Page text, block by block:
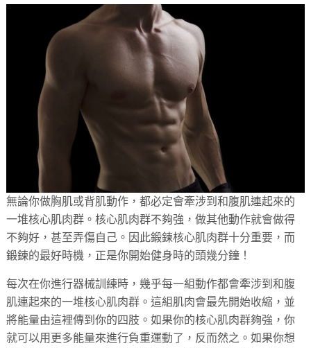
size.size.size.
無論你做胸肌或背肌動作，都必定會牽涉到和腹肌連起來的
一堆核心肌肉群。核心肌肉群不夠強，做其他動作就會做得
不夠好，甚至弄傷自己。因此鍛鍊核心肌肉群十分重要，而
鍛鍊的最好時機，正是你開始健身時的頭幾分鐘！
每次在你進行器械訓練時，幾乎每一組動作都會牽涉到和腹
肌連起來的一堆核心肌肉群。這組肌肉會最先開始收縮，並
將能量由這裡傳到你的四肢。如果你的核心肌肉群夠強，你
就可以用更多能量來進行負重運動了，反而然之。如果你想